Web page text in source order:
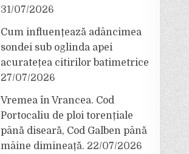
31/07/2026
Cum influențează adâncimea
sondei sub oglinda apei
acuratețea citirilor batimetrice
27/07/2026
Vremea în Vrancea. Cod
Portocaliu de ploi torențiale
până diseară, Cod Galben până
mâine dimineață. 22/07/2026